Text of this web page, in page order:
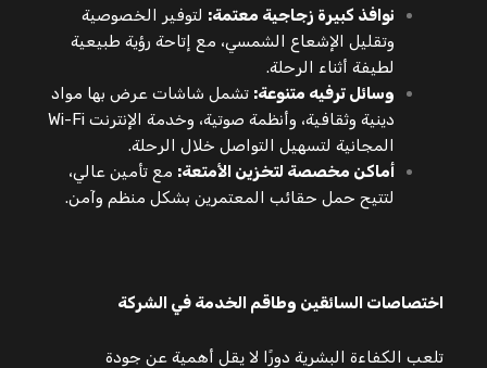
نوافذ كبيرة زجاجية معتمة: لتوفير الخصوصية
وتقليل الإشعاع الشمسي، مع إتاحة رؤية طبيعية
لطيفة أثناء الرحلة.
وسائل ترفيه متنوعة: تشمل شاشات عرض بها مواد
دينية وثقافية، وأنظمة صوتية، وخدمة الإنترنت Wi-Fi
المجانية لتسهيل التواصل خلال الرحلة.
أماكن مخصصة لتخزين الأمتعة: مع تأمين عالي،
لتتيح حمل حقائب المعتمرين بشكل منظم وآمن.
اختصاصات السائقين وطاقم الخدمة في الشركة
تلعب الكفاءة البشرية دورًا لا يقل أهمية عن جودة